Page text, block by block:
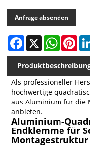
Anfrage absenden
Facebook
X
Als professioneller
hochwertige
aus Aluminium für die
anbieten.
Aluminium-
Endklemme für
Montagestruktur